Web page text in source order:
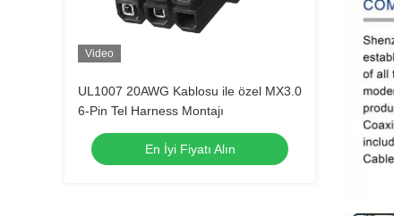
Video
UL1007 20AWG Kablosu ile özel MX3.0
6-Pin Tel Harness Montajı
En İyi Fiyatı Alın